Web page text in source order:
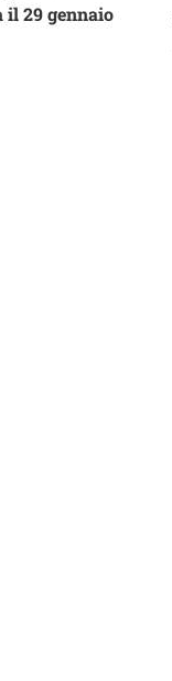
il 29 gennaio